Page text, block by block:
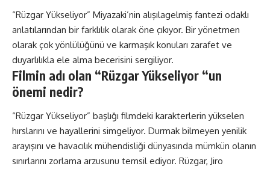
“Rüzgar Yükseliyor” Miyazaki’nin alışılagelmiş fantezi odaklı
anlatılarından bir farklılık olarak öne çıkıyor. Bir yönetmen
olarak çok yönlülüğünü ve karmaşık konuları zarafet ve
duyarlılıkla ele alma becerisini sergiliyor.
Filmin adı olan “Rüzgar Yükseliyor “un
önemi nedir?
“Rüzgar Yükseliyor” başlığı filmdeki karakterlerin yükselen
hırslarını ve hayallerini simgeliyor. Durmak bilmeyen yenilik
arayışını ve havacılık mühendisliği dünyasında mümkün olanın
sınırlarını zorlama arzusunu temsil ediyor. Rüzgar, Jiro